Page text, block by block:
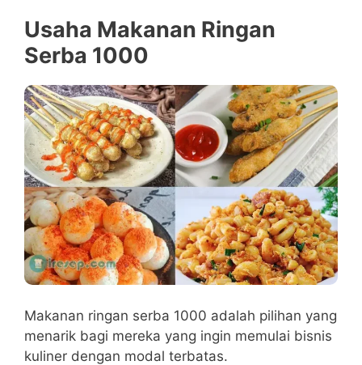
Usaha Makanan Ringan
Serba 1000
Makanan ringan serba 1000 adalah pilihan yang
menarik bagi mereka yang ingin memulai bisnis
kuliner dengan modal terbatas.